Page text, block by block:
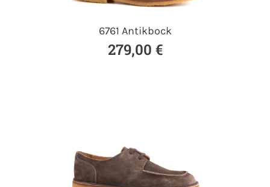
6761 Antikbock
279,00 €